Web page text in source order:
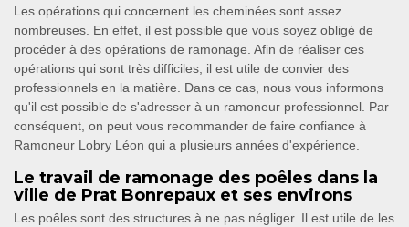
Les opérations qui concernent les cheminées sont assez
nombreuses. En effet, il est possible que vous soyez obligé de
procéder à des opérations de ramonage. Afin de réaliser ces
opérations qui sont très difficiles, il est utile de convier des
professionnels en la matière. Dans ce cas, nous vous informons
qu'il est possible de s'adresser à un ramoneur professionnel. Par
conséquent, on peut vous recommander de faire confiance à
Ramoneur Lobry Léon qui a plusieurs années d'expérience.
Le travail de ramonage des poêles dans la
ville de Prat Bonrepaux et ses environs
Les poêles sont des structures à ne pas négliger. Il est utile de les